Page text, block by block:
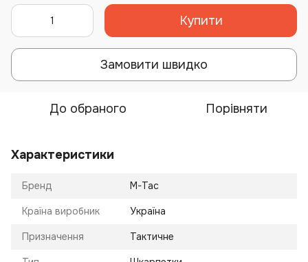
Купити
Замовити швидко
До обраного Порівняти
Характеристики
Бренд M-Tac
Країна виробник Україна
Призначення Тактичне